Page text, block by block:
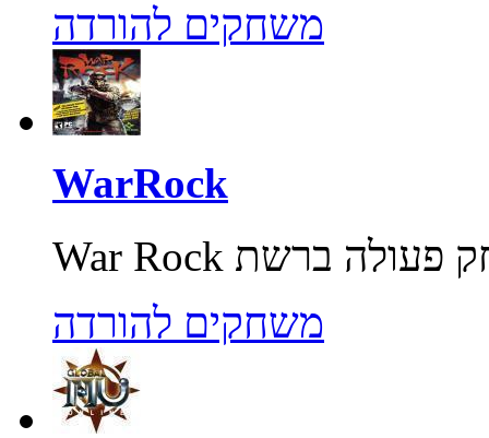
משחקים להורדה
WarRock
משחקים להורדה